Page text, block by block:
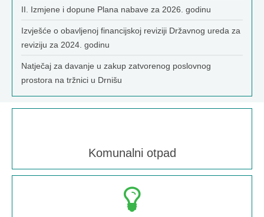
II. Izmjene i dopune Plana nabave za 2026. godinu
Izvješće o obavljenoj financijskoj reviziji Državnog ureda za
reviziju za 2024. godinu
Natječaj za davanje u zakup zatvorenog poslovnog
prostora na tržnici u Drnišu
Komunalni otpad